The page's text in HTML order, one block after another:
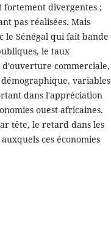
fortement divergentes ;
pas réalisées. Mais
le Sénégal qui fait bande
le taux
commerciale,
variables
dans l'appréciation
ouest-africaines.
tête, le retard dans les
ces économies